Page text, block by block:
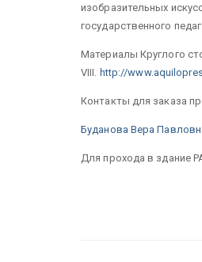
изобразительных
государственного
Материалы Круглого
VIII. http://
Контакты для заказа
Буданова Вера
Для прохода в здание